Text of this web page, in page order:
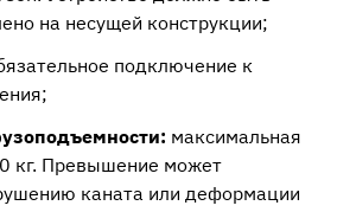
на несущей конструкции;
подключение к
максимальная
кг. Превышение может
каната или деформации